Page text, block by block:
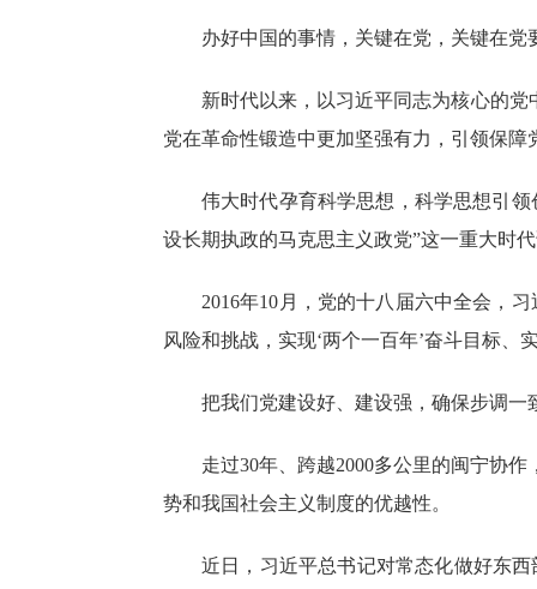
办好中国的事情，关键在党，关键在党
新时代以来，以习近平同志为核心的
党在革命性锻造中更加坚强有力，引领保障
伟大时代孕育科学思想，科学思想引
设长期执政的马克思主义政党”这一重大时
2016年10月，党的十八届六中全会，
风险和挑战，实现‘两个一百年’奋斗目标
把我们党建设好、建设强，确保步调一
走过30年、跨越2000多公里的闽宁协
势和我国社会主义制度的优越性。
近日，习近平总书记对常态化做好东